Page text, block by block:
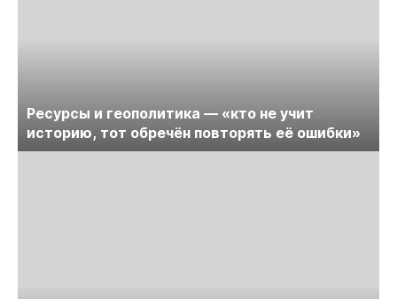
Ресурсы и геополитика — «кто не учит
историю, тот обречён повторять её ошибки»